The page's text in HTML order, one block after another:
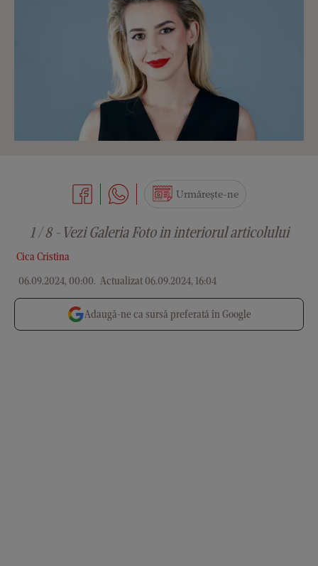
Cica Cristina
06.09.2024, 00:00. Actualizat 06.09.2024, 16:04
Urmărește-ne
1 / 8 - Vezi Galeria Foto in interiorul articolului
Adaugă-ne ca sursă preferată în Google